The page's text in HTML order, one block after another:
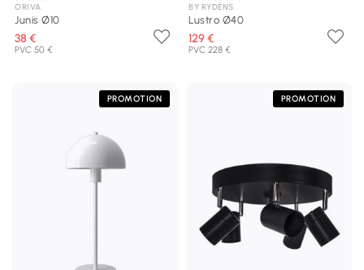
ORIVA
Junis Ø10
38 €
PVC 50 €
BY RYDÉNS
Lustro Ø40
129 €
PVC 228 €
PROMOTION PROMOTION